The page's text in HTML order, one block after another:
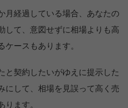
月経過している場合、あなたの
して、意図せずに相場よりも高
ケースもあります。
と契約したいがゆえに提示した
にして、相場を見誤って高く売
ります。